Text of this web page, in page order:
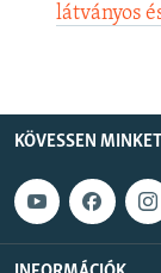
látványos
KÖVESSEN